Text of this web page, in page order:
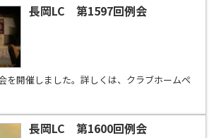
長岡LC 第1597回例会
開催しました。詳しくは、クラブホームペ
長岡LC 第1600回例会